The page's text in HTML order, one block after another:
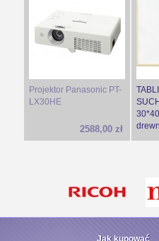
Projektor Panasonic PT-
LX30HE
2588,00 zł
Jak kupować